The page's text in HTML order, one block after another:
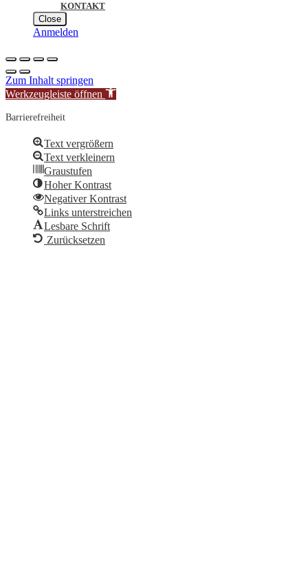
KONTAKT
Close
Anmelden
Zum Inhalt springen
Werkzeugleiste öffnen
Barrierefreiheit
Text vergrößern
Text verkleinern
Graustufen
Hoher Kontrast
Negativer Kontrast
Links unterstreichen
Lesbare Schrift
Zurücksetzen